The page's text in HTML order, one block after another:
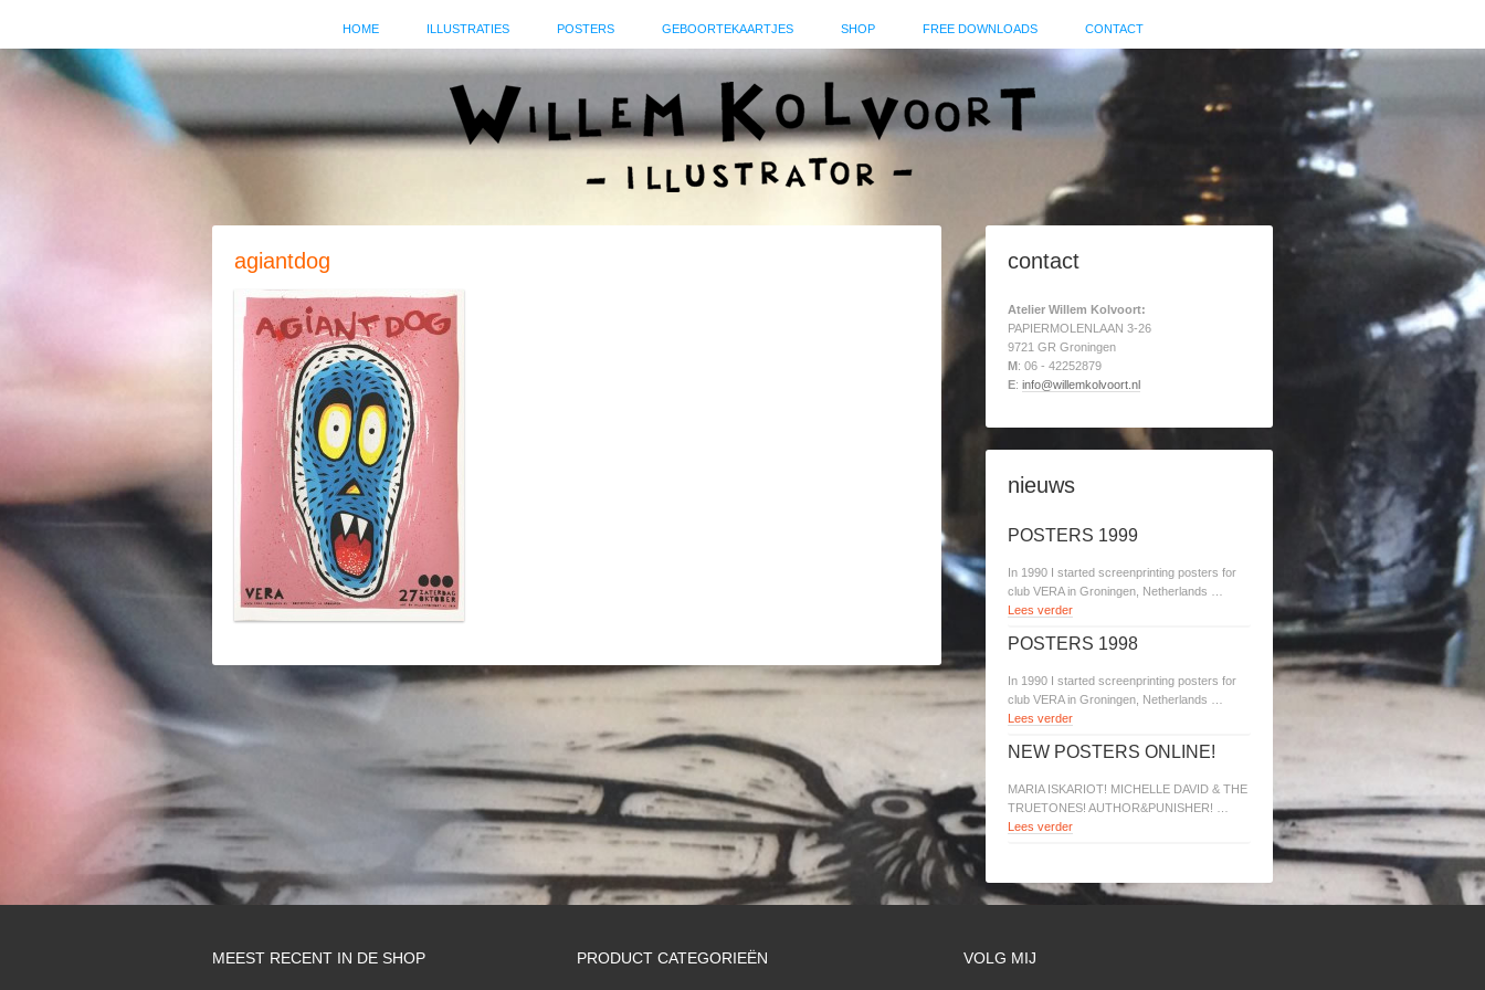
HOME ILLUSTRATIES POSTERS GEBOORTEKAARTJES SHOP FREE DOWNLOADS CONTACT
agiantdog contact
Atelier Willem Kolvoort:
PAPIERMOLENLAAN 3-26
9721 GR Groningen
M: 06 - 42252879
E: info@willemkolvoort.nl
nieuws
POSTERS 1999
In 1990 I started screenprinting posters for
club VERA in Groningen, Netherlands …
Lees verder
POSTERS 1998
In 1990 I started screenprinting posters for
club VERA in Groningen, Netherlands …
Lees verder
NEW POSTERS ONLINE!
MARIA ISKARIOT! MICHELLE DAVID & THE
TRUETONES! AUTHOR&PUNISHER! …
Lees verder
MEEST RECENT IN DE SHOP PRODUCT CATEGORIEËN VOLG MIJ